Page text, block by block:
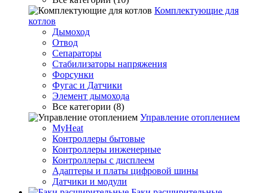
Комплектующие для
котлов
Дымоход
Отвод
Сепараторы
Стабилизаторы напряжения
Форсунки
Фугас и Датчики
Элемент дымохода
Все категории (8)
Управление отоплением
MyHeat
Контроллеры бытовые
Контроллеры инженерные
Контроллеры с дисплеем
Адаптеры и платы цифровой шины
Датчики и модули